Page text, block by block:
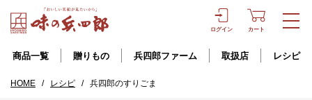
ログイン カート
商品一覧 贈りもの 兵四郎ファーム 取扱店 レシピ
HOME / レシピ / 兵四郎のすりごま